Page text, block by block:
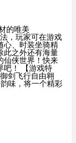
的唯美
，玩家可在游戏
心、时装坐骑精
此之外还有海量
仙侠世界！快来
吧！ 【游戏特
剑飞行自由翱
味，将一个精彩